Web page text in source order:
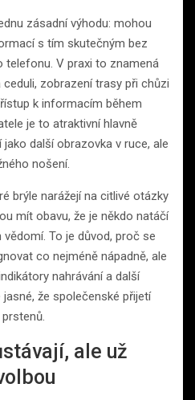
zásadní výhodu: mohou
s tím skutečným bez
telefonu. V praxi to znamená
zobrazení trasy při chůzi
k informacím během
je to atraktivní hlavně
další obrazovka v ruce, ale
nošení.
brýle narážejí na citlivé otázky
mít obavu, že je někdo natáčí
To je důvod, proč se
co nejméně nápadně, ale
nahrávání a další
že společenské přijetí
ale už